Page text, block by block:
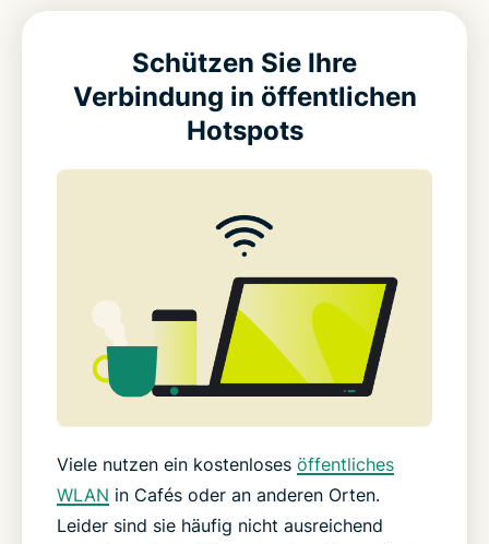
Schützen Sie Ihre
Verbindung in öffentlichen
Hotspots
Viele nutzen ein kostenloses öffentliches
WLAN in Cafés oder an anderen Orten.
Leider sind sie häufig nicht ausreichend